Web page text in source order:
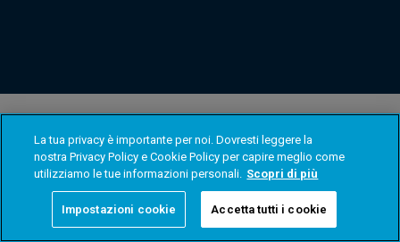
La tua privacy è importante per noi. Dovresti leggere la
nostra Privacy Policy e Cookie Policy per capire meglio come
utilizziamo le tue informazioni personali. Scopri di più
Impostazioni cookie Accetta tutti i cookie